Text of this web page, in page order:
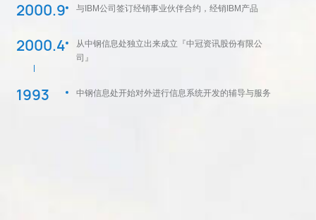
2000.9 与IBM公司签订经销事业伙伴合约，经销IBM产品
2000.4
从中钢信息处独立出来成立『中冠资讯股份有限公
司』
1993 中钢信息处开始对外进行信息系统开发的辅导与服务